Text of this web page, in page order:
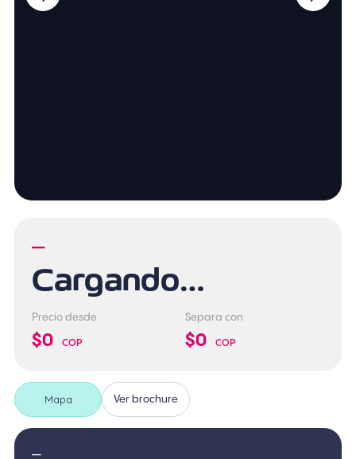
—
Cargando…
Precio desde
$0 COP
Separa con
$0 COP
Mapa Ver brochure
—